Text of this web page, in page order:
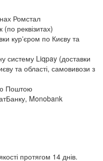
Ромстал
(по реквізитах)
курʼєром по Києву та
систему Liqpay (доставки
та області, самовивози з
Поштою
Monobank
протягом 14 днів.